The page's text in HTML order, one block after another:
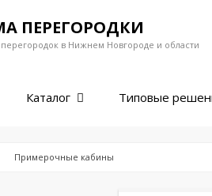
ПЕРЕГОРОДКИ
в Нижнем Новгороде и области
Каталог Типовые
Примерочные кабины